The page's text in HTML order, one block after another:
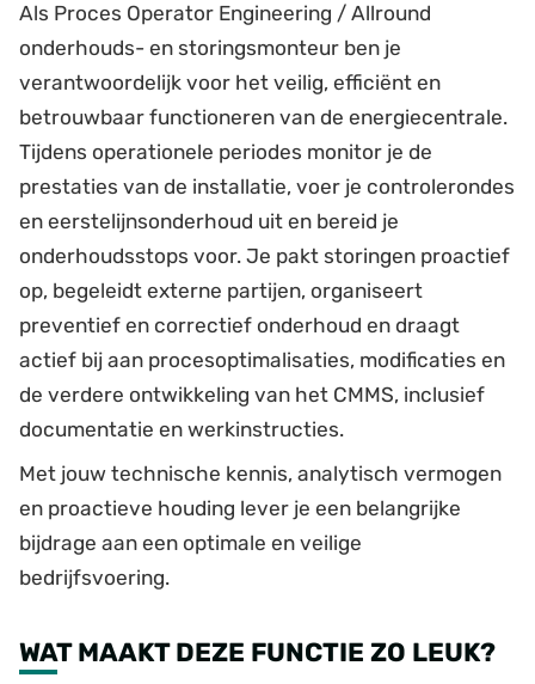
Als Proces Operator Engineering / Allround
onderhouds- en storingsmonteur ben je
verantwoordelijk voor het veilig, efficiënt en
betrouwbaar functioneren van de energiecentrale.
Tijdens operationele periodes monitor je de
prestaties van de installatie, voer je controlerondes
en eerstelijnsonderhoud uit en bereid je
onderhoudsstops voor. Je pakt storingen proactief
op, begeleidt externe partijen, organiseert
preventief en correctief onderhoud en draagt
actief bij aan procesoptimalisaties, modificaties en
de verdere ontwikkeling van het CMMS, inclusief
documentatie en werkinstructies.
Met jouw technische kennis, analytisch vermogen
en proactieve houding lever je een belangrijke
bijdrage aan een optimale en veilige
bedrijfsvoering.
WAT MAAKT DEZE FUNCTIE ZO LEUK?